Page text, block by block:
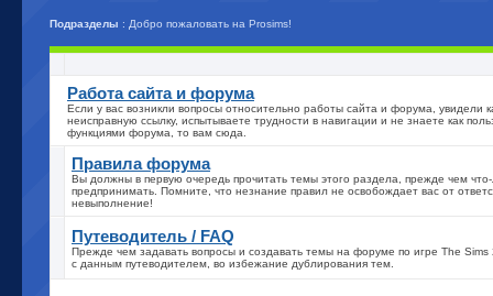
Подразделы : Добро пожаловать на Prosims!
Работа сайта и форума
Если у вас возникли вопросы относительно работы сайта и форума, увидели
неисправную ссылку, испытываете трудности в навигации и не знаете как
функциями форума, то вам сюда.
Правила форума
Вы должны в первую очередь прочитать темы этого раздела, прежде чем
предпринимать. Помните, что незнание правил не освобождает вас от
невыполнение!
Путеводитель / FAQ
Прежде чем задавать вопросы и создавать темы на форуме по игре The Sims
с данным путеводителем, во избежание дублирования тем.